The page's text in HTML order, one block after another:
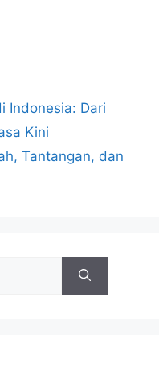
Indonesia: Dari
Kini
Tantangan, dan